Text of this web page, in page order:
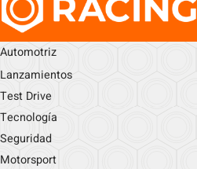
Automotriz
Lanzamientos
Test Drive
Tecnología
Seguridad
Motorsport